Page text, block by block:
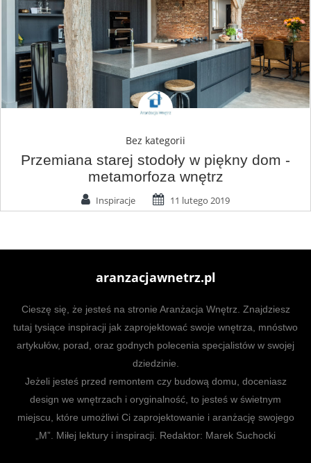
Bez kategorii
Przemiana starej stodoły w piękny dom -
metamorfoza wnętrz
Inspiracje 11 lutego 2019
aranzacjawnetrz.pl
Cieszę się, że jesteś na stronie Aranżacja Wnętrz. Znajdziesz
tutaj tysiące inspiracji jak zaprojektować swoje wnętrza, mnóstwo
artykułów, porad, oraz godnych polecenia specjalistów w swojej
dziedzinie.
Jeżeli jesteś przed remontem czy budową domu, doceniasz
design we wnętrzach i oryginalność, to jesteś w świetnym
miejscu, które umożliwi Ci zaprojektowanie i aranżację swojego
„M”. Miłej lektury i inspiracji. Redaktor: Marek Suchocki